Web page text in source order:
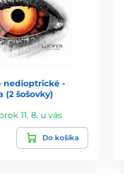
nedioptrické -
(2 šošovky)
11. 8. u vás
Do košíka